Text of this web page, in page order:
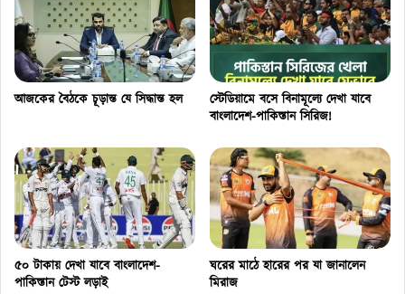
আজকের বৈঠকে চূড়ান্ত যে সিদ্ধান্ত হল
স্টেডিয়ামে বসে বিনামূল্যে দেখা যাবে
বাংলাদেশ-পাকিস্তান সিরিজ!
৫০ টাকায় দেখা যাবে বাংলাদেশ-
পাকিস্তান টেস্ট লড়াই
ঘরের মাঠে হারের পর যা জানালেন
মিরাজ